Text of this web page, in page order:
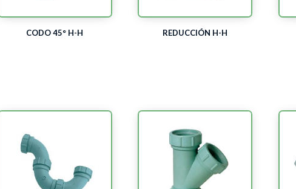
CODO 45° H-H REDUCCIÓN H-H